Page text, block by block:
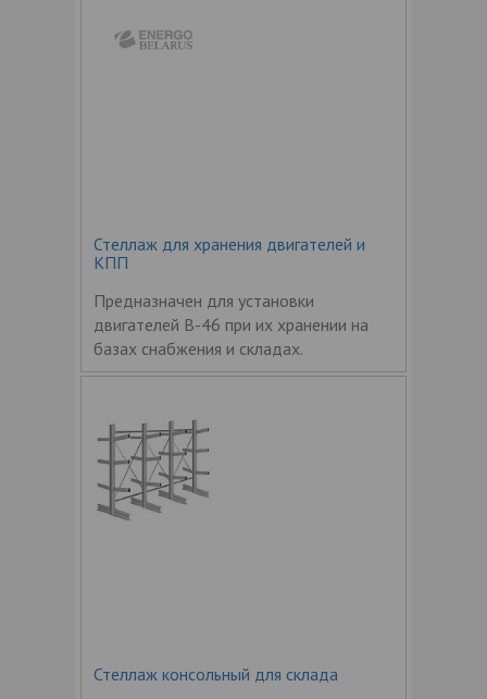
Стеллаж для хранения двигателей и
КПП
Предназначен для установки
двигателей В-46 при их хранении на
базах снабжения и складах.
Стеллаж консольный для склада